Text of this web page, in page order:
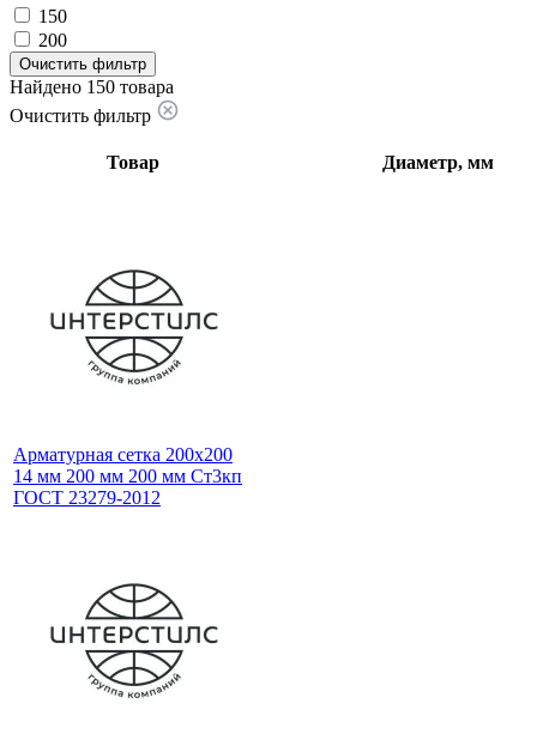
150
200
Очистить фильтр
Найдено 150 товара
Очистить фильтр
Товар Диаметр, мм
Арматурная сетка 200х200
14 мм 200 мм 200 мм Ст3кп
ГОСТ 23279-2012